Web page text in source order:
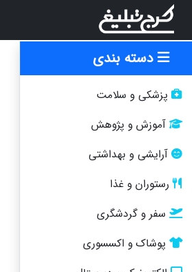
دسته بندی
پزشکی و سلامت
آموزش و پژوهش
آرایشی و بهداشتی
رستوران و غذا
سفر و گردشگری
پوشاک و اکسسوری